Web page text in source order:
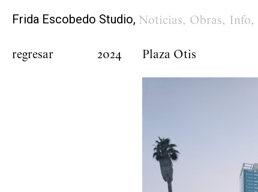
Frida Escobedo Studio, Noticias, Obras, Info,
regresar 2024 Plaza Otis